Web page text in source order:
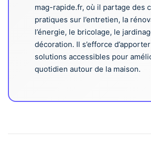
mag-rapide.fr, où il partage des
pratiques sur l’entretien, la
l’énergie, le bricolage, le
décoration. Il s’efforce
solutions accessibles pour
quotidien autour de la maison.